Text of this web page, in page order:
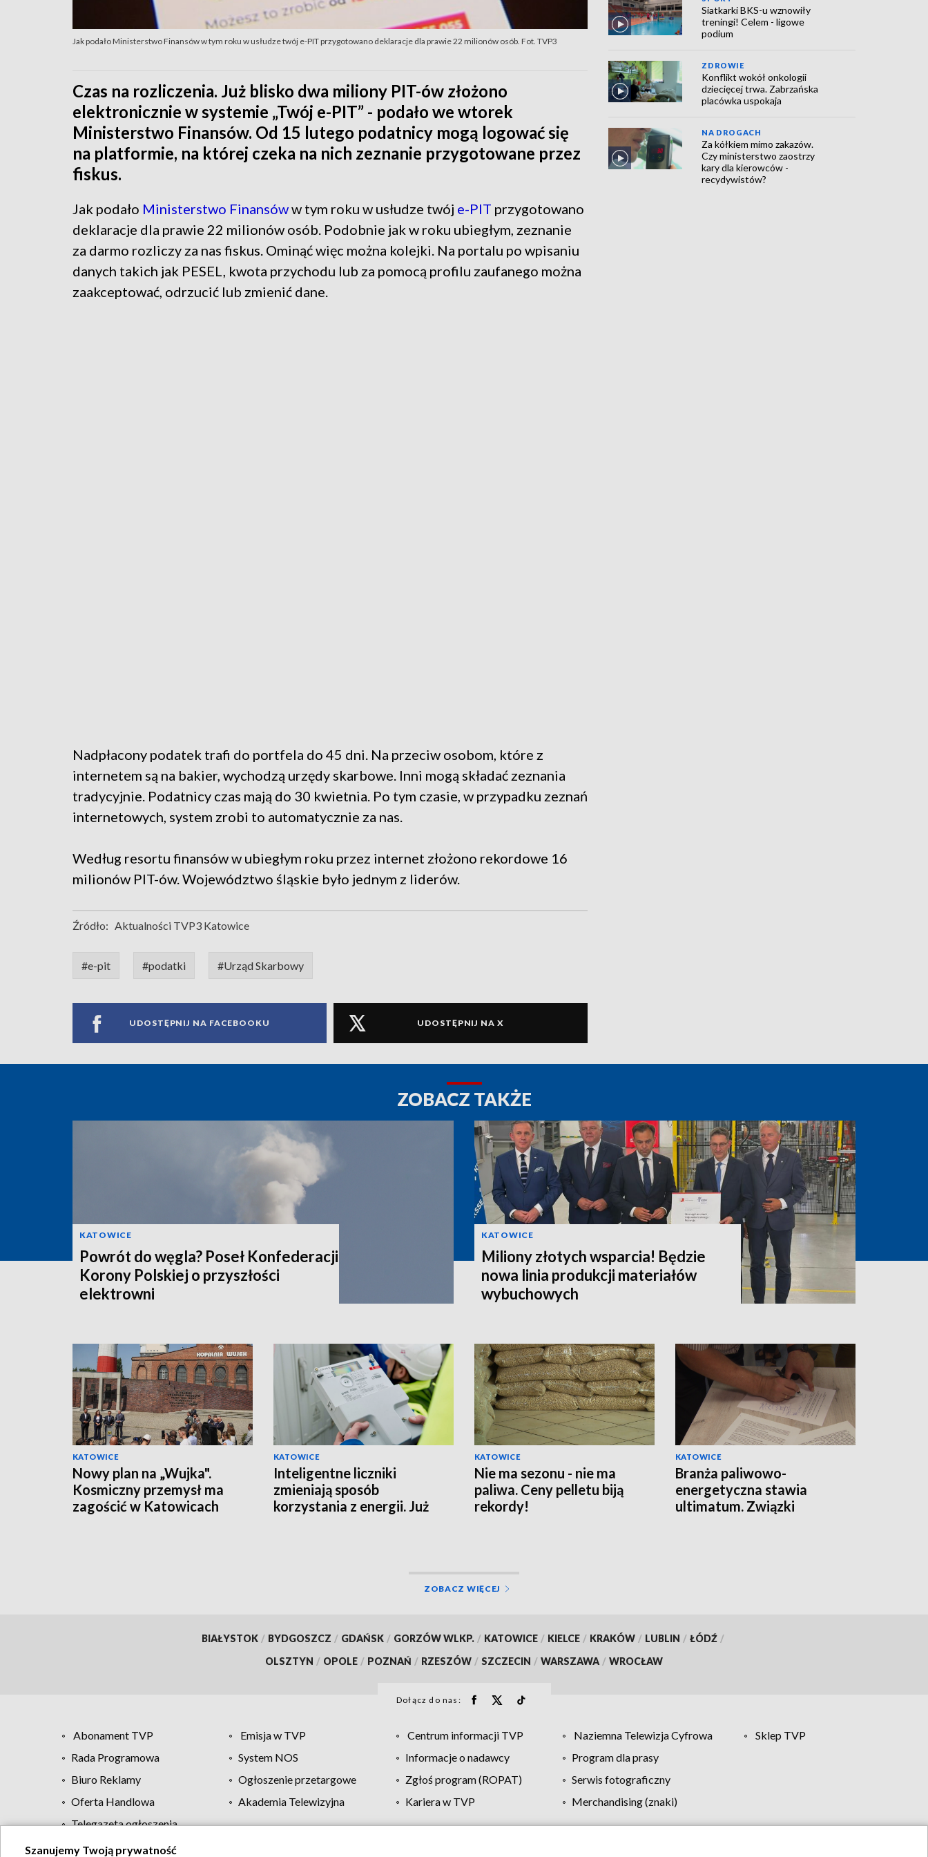
Jak podało Ministerstwo Finansów w tym roku w usłudze twój e-PIT przygotowano deklaracje dla prawie 22 milionów osób. Fot. TVP3
Czas na rozliczenia. Już blisko dwa miliony PIT-ów złożono
elektronicznie w systemie „Twój e-PIT” - podało we wtorek
Ministerstwo Finansów. Od 15 lutego podatnicy mogą logować się
na platformie, na której czeka na nich zeznanie przygotowane przez
fiskus.
Jak podało Ministerstwo Finansóww tym roku w usłudze twój e-PIT przygotowano
deklaracje dla prawie 22 milionów osób. Podobnie jak w roku ubiegłym, zeznanie
za darmo rozliczy za nas fiskus. Ominąć więc można kolejki. Na portalu po wpisaniu
danych takich jak PESEL, kwota przychodu lub za pomocą profilu zaufanego można
zaakceptować, odrzucić lub zmienić dane.
Nadpłacony podatek trafi do portfela do 45 dni. Na przeciw osobom, które z
internetem są na bakier, wychodzą urzędy skarbowe. Inni mogą składać zeznania
tradycyjnie. Podatnicy czas mają do 30 kwietnia. Po tym czasie, w przypadku zeznań
internetowych, system zrobi to automatycznie za nas.
Według resortu finansów w ubiegłym roku przez internet złożono rekordowe 16
milionów PIT-ów. Województwo śląskie było jednym z liderów.
Źródło: Aktualności TVP3 Katowice
#e-pit #podatki #Urząd Skarbowy
UDOSTĘPNIJ NA FACEBOOKU UDOSTĘPNIJ NA X
Siatkarki BKS-u wznowiły
treningi! Celem - ligowe
podium
ZDROWIE
Konflikt wokół onkologii
dziecięcej trwa. Zabrzańska
placówka uspokaja
NA DROGACH
Za kółkiem mimo zakazów.
Czy ministerstwo zaostrzy
kary dla kierowców -
recydywistów?
ZOBACZ TAKŻE
KATOWICE
Powrót do węgla? Poseł Konfederacji
Korony Polskiej o przyszłości
elektrowni
KATOWICE
Miliony złotych wsparcia! Będzie
nowa linia produkcji materiałów
wybuchowych
KATOWICE
Nowy plan na „Wujka".
Kosmiczny przemysł ma
zagościć w Katowicach
KATOWICE
Inteligentne liczniki
zmieniają sposób
korzystania z energii. Już
KATOWICE
Nie ma sezonu - nie ma
paliwa. Ceny pelletu biją
rekordy!
KATOWICE
Branża paliwowo-
energetyczna stawia
ultimatum. Związki
ZOBACZ WIĘCEJ
BIAŁYSTOK / BYDGOSZCZ / GDAŃSK / GORZÓW WLKP. / KATOWICE / KIELCE / KRAKÓW / LUBLIN / ŁÓDŹ /
OLSZTYN / OPOLE / POZNAŃ / RZESZÓW / SZCZECIN / WARSZAWA / WROCŁAW
Dołącz do nas:
Abonament TVP Emisja w TVP Centrum informacji TVP Naziemna Telewizja Cyfrowa
Sklep TVP
Rada Programowa
System NOS Informacje o nadawcy
Program dla prasy
Biuro Reklamy
Ogłoszenie przetargowe Zgłoś program (ROPAT)
Serwis fotograficzny
Oferta Handlowa
Akademia Telewizyjna Kariera w TVP
Merchandising (znaki)
Telegazeta ogłoszenia
Szanujemy Twoją prywatność